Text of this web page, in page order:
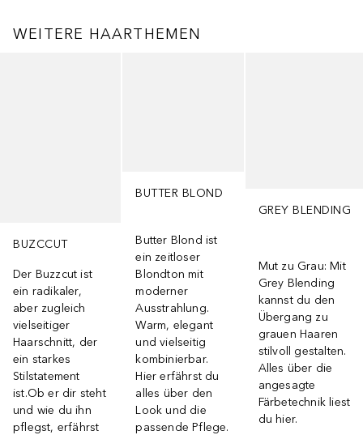
WEITERE HAARTHEMEN
BUZCCUT
Der Buzzcut ist
ein radikaler,
aber zugleich
vielseitiger
Haarschnitt, der
ein starkes
Stilstatement
ist.Ob er dir steht
und wie du ihn
pflegst, erfährst
BUTTER BLOND
Butter Blond ist
ein zeitloser
Blondton mit
moderner
Ausstrahlung.
Warm, elegant
und vielseitig
kombinierbar.
Hier erfährst du
alles über den
Look und die
passende Pflege.
GREY BLENDING
Mut zu Grau: Mit
Grey Blending
kannst du den
Übergang zu
grauen Haaren
stilvoll gestalten.
Alles über die
angesagte
Färbetechnik liest
du hier.